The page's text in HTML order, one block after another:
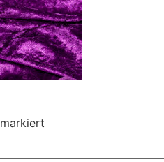
markiert